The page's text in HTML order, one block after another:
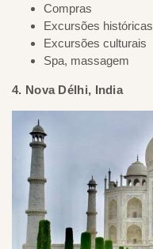
Compras
Excursões históricas
Excursões culturais
Spa, massagem
4. Nova Délhi, India